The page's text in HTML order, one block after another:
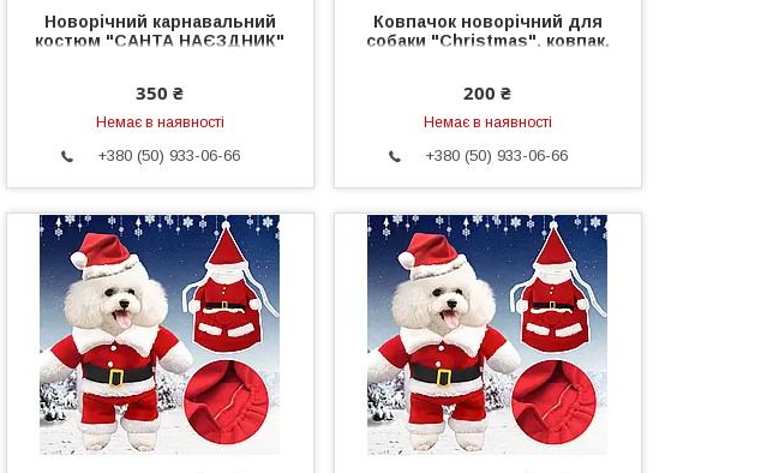
Новорічний карнавальний
костюм "САНТА НАЄЗДНИК"
350 ₴
Немає в наявності
+380 (50) 933-06-66
Ковпачок новорічний для
собаки "Christmas", ковпак,
200 ₴
Немає в наявності
+380 (50) 933-06-66